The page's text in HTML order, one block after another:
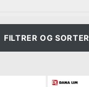
FILTRER OG SORTER